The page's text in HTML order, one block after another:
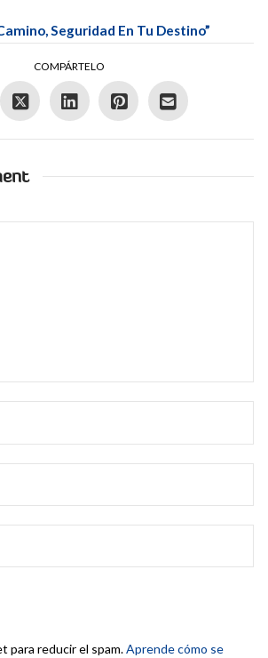
Seguridad En Tu Destino”
COMPÁRTELO
para reducir el spam.Aprende cómo se